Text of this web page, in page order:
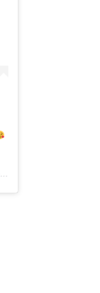
23 Déc. 2018 à 7 :06 PST